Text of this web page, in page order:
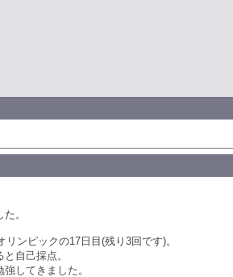
。
ンピックの17日目(残り3回です)。
自己採点。
してきました。